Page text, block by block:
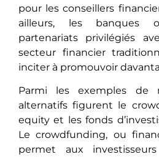
pour les conseillers
ailleurs, les banques
partenariats privilégiés
secteur financier
inciter à promouvoir
Parmi lеs еxеmplеs dе
alternatifs figurеnt lе
equity et les fonds
Lе crowdfunding, ou
pеrmеt aux